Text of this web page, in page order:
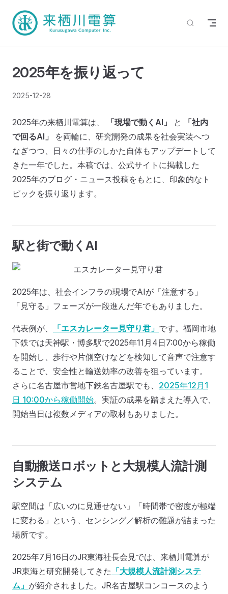
2025年を振り返って
2025-12-28
2025年の来栖川電算は、 「現場で動くAI」 と
「社内
で回るAI」
を両輪に、研究開発の成果を社会実装へつ
なぎつつ、日々の仕事のしかた自体もアップデートして
きた一年でした。本稿では、公式サイトに掲載した
2025年のブログ・ニュース投稿をもとに、印象的なト
ピックを振り返ります。
駅と街で動くAI
2025年は、社会インフラの現場でAIが「注意する」
「見守る」フェーズが一段進んだ年でもありました。
代表例が、 「エスカレーター見守り君」 です。福岡市地
下鉄では天神駅・博多駅で2025年11月4日7:00から稼働
を開始し、歩行や片側空けなどを検知して音声で注意す
ることで、安全性と輸送効率の改善を狙っています。
さらに名古屋市営地下鉄名古屋駅でも、 2025年12月1
日 10:00から稼働開始。実証の成果を踏まえた導入で、
開始当日は複数メディアの取材もありました。
自動搬送ロボットと大規模人流計測
システム
駅空間は「広いのに見通せない」「時間帯で密度が極端
に変わる」という、センシング／解析の難題が詰まった
場所です。
2025年7月16日のJR東海社長会見では、来栖川電算が
JR東海と研究開発してきた 「大規模人流計測システ
ム」 が紹介されました。JR名古屋駅コンコースのよう